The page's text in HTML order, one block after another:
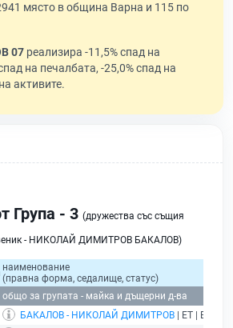
място в община Варна и 115 по
07 реализира -11,5% спад на
на печалбата, -25,0% спад на
активите.
Група - 3 (дружества със същия
- НИКОЛАЙ ДИМИТРОВ БАКАЛОВ)
наименование
(правна форма, седалище, статус)
общо за групата - майка и дъщерни д-ва
БАКАЛОВ - НИКОЛАЙ ДИМИТРОВ | ЕТ | Варна